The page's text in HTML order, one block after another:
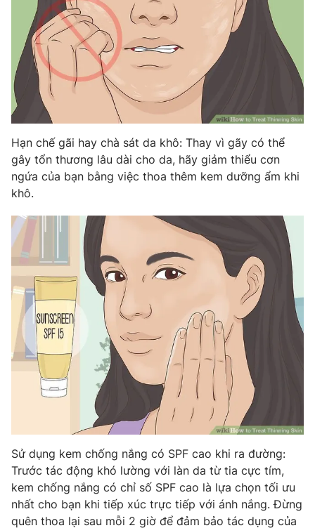
Hạn chế gãi hay chà sát da khô: Thay vì gãy có thể
gây tổn thương lâu dài cho da, hãy giảm thiểu cơn
ngứa của bạn bằng việc thoa thêm kem dưỡng ẩm khi
khô.
Sử dụng kem chống nắng có SPF cao khi ra đường:
Trước tác động khó lường với làn da từ tia cực tím,
kem chống nắng có chỉ số SPF cao là lựa chọn tối ưu
nhất cho bạn khi tiếp xúc trực tiếp với ánh nắng. Đừng
quên thoa lại sau mỗi 2 giờ để đảm bảo tác dụng của